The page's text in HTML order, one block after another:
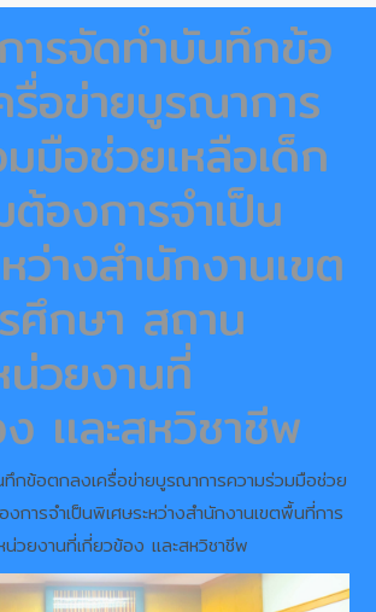
ารจัดทำบันทึกข้อ
อข่ายบูรณาการ
มือช่วยเหลือเด็ก
องการจำเป็น
ว่างสำนักงานเขต
ศึกษา สถาน
วยงานที่
เเละสหวิชาชีพ
ทึกข้อตกลงเครื่อข่ายบูรณาการความร่วมมือช่วย
การจำเป็นพิเศษระหว่างสำนักงานเขตพื้นที่การ
วยงานที่เกี่ยวข้อง เเละสหวิชาชีพ